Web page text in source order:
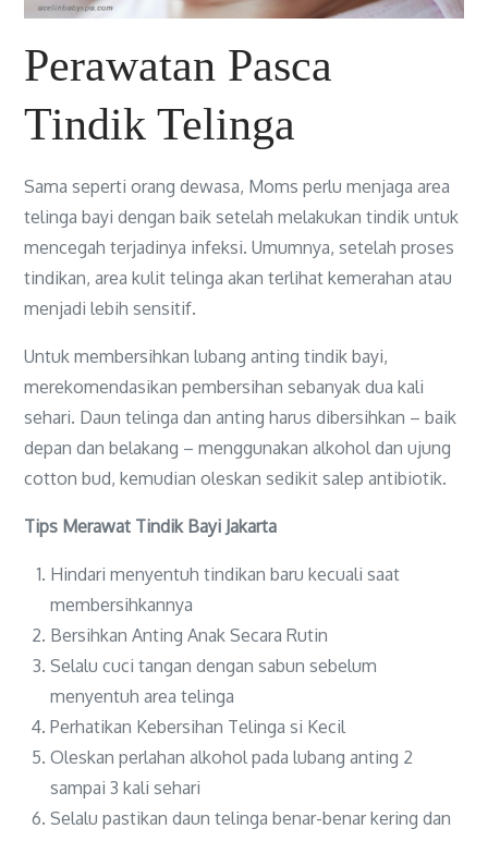
Perawatan Pasca
Tindik Telinga
Sama seperti orang dewasa, Moms perlu menjaga area
telinga bayi dengan baik setelah melakukan tindik untuk
mencegah terjadinya infeksi. Umumnya, setelah proses
tindikan, area kulit telinga akan terlihat kemerahan atau
menjadi lebih sensitif.
Untuk membersihkan lubang anting tindik bayi,
merekomendasikan pembersihan sebanyak dua kali
sehari. Daun telinga dan anting harus dibersihkan – baik
depan dan belakang – menggunakan alkohol dan ujung
cotton bud, kemudian oleskan sedikit salep antibiotik.
Tips Merawat Tindik Bayi Jakarta
Hindari menyentuh tindikan baru kecuali saat
membersihkannya
Bersihkan Anting Anak Secara Rutin
Selalu cuci tangan dengan sabun sebelum
menyentuh area telinga
Perhatikan Kebersihan Telinga si Kecil
Oleskan perlahan alkohol pada lubang anting 2
sampai 3 kali sehari
Selalu pastikan daun telinga benar-benar kering dan